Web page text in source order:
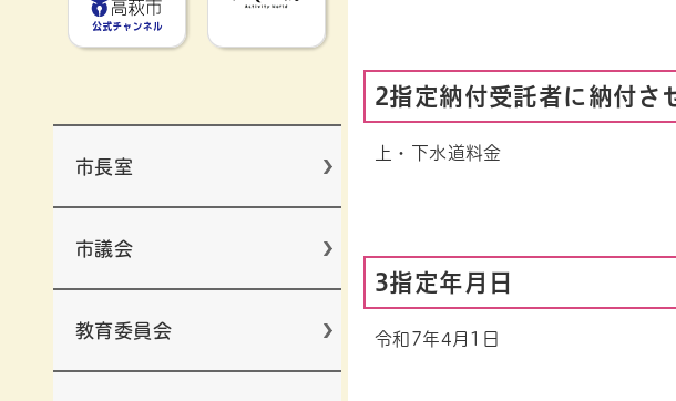
市長室
市議会
教育委員会
2指定納付受託者に納付さ
上・下水道料金
3指定年月日
令和7年4月1日